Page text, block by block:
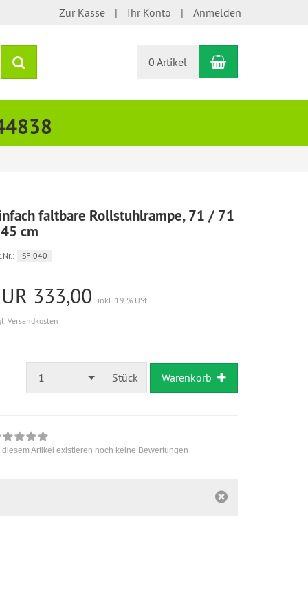
Zur Kasse Ihr Konto Anmelden
0 Artikel Warenkorb
faltbare Rollstuhlrampe, 71 / 71
cm
SF-040
333,00
inkl. 19 % USt
Versandkosten
1 Stück Warenkorb
diesem Artikel existieren noch keine Bewertungen